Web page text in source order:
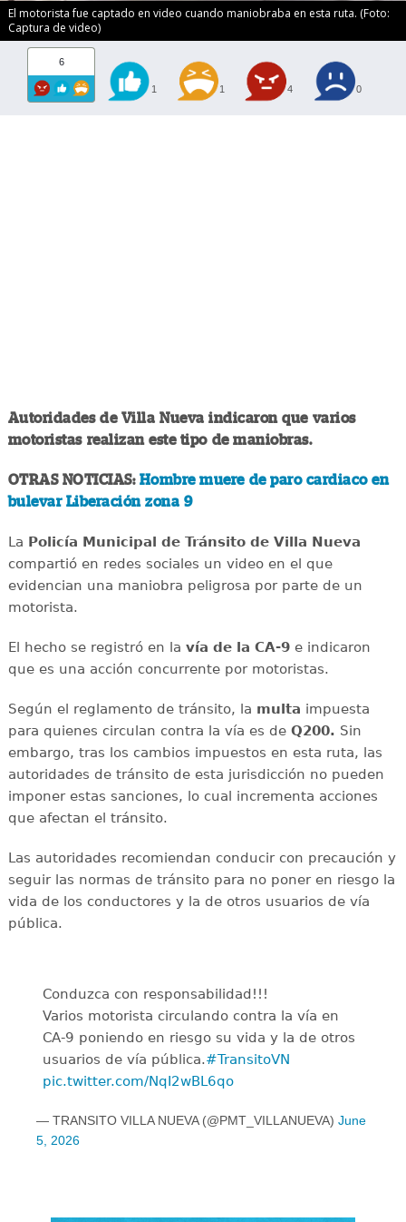
El motorista fue captado en video cuando maniobraba en esta ruta. (Foto:
Captura de video)
6
1 1 4 0
Autoridades de Villa Nueva indicaron que varios
motoristas realizan este tipo de maniobras.
OTRAS NOTICIAS:Hombre muere de paro cardiaco en
bulevar Liberación zona 9
La Policía Municipal de Tránsito de Villa Nueva
compartió en redes sociales un video en el que
evidencian una maniobra peligrosa por parte de un
motorista.
El hecho se registró en la vía de la CA-9e indicaron
que es una acción concurrente por motoristas.
Según el reglamento de tránsito, la multa impuesta
para quienes circulan contra la vía es deQ200. Sin
embargo, tras los cambios impuestos en esta ruta, las
autoridades de tránsito de esta jurisdicción no pueden
imponer estas sanciones, lo cual incrementa acciones
que afectan el tránsito.
Las autoridades recomiendan conducir con precaución y
seguir las normas de tránsito para no poner en riesgo la
vida de los conductores y la de otros usuarios de vía
pública.
Conduzca con responsabilidad!!!
Varios motorista circulando contra la vía en
CA-9 poniendo en riesgo su vida y la de otros
usuarios de vía pública.#TransitoVN
pic.twitter.com/NqI2wBL6qo
— TRANSITO VILLA NUEVA (@PMT_VILLANUEVA) June
5, 2026